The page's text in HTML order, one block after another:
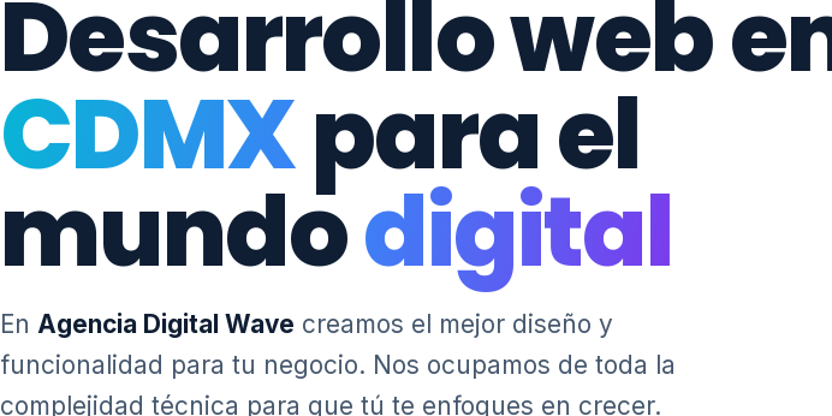
Desarrollo web
CDMXpara el
mundodigital
En Agencia Digital Wave creamos el mejor diseño y
funcionalidad para tu negocio. Nos ocupamos de toda la
complejidad técnica para que tú te enfoques en crecer.